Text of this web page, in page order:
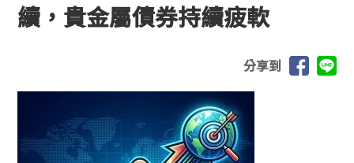
續，貴金屬債券持續疲軟
分享到